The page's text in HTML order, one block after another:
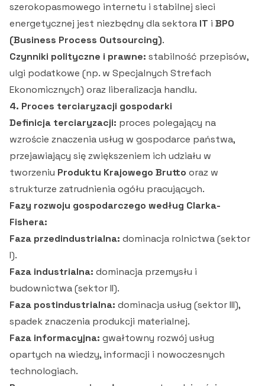
szerokopasmowego internetu i stabilnej sieci
energetycznej jest niezbędny dla sektora IT i BPO
(Business Process Outsourcing).
Czynniki polityczne i prawne: stabilność przepisów,
ulgi podatkowe (np. w Specjalnych Strefach
Ekonomicznych) oraz liberalizacja handlu.
4. Proces terciaryzacji gospodarki
Definicja terciaryzacji: proces polegający na
wzroście znaczenia usług w gospodarce państwa,
przejawiający się zwiększeniem ich udziału w
tworzeniu Produktu Krajowego Brutto oraz w
strukturze zatrudnienia ogółu pracujących.
Fazy rozwoju gospodarczego według Clarka-
Fishera:
Faza przedindustrialna: dominacja rolnictwa (sektor
I).
Faza industrialna: dominacja przemysłu i
budownictwa (sektor II).
Faza postindustrialna: dominacja usług (sektor III),
spadek znaczenia produkcji materialnej.
Faza informacyjna: gwałtowny rozwój usług
opartych na wiedzy, informacji i nowoczesnych
technologiach.